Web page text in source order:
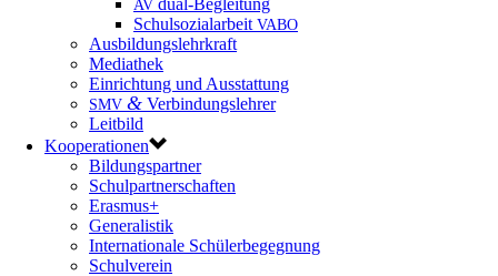
AV dual-Begleitung
Schulsozialarbeit VABO
Ausbildungslehrkraft
Mediathek
Einrichtung und Ausstattung
SMV & Verbindungslehrer
Leitbild
Kooperationen
Bildungspartner
Schulpartnerschaften
Erasmus+
Generalistik
Internationale Schülerbegegnung
Schulverein